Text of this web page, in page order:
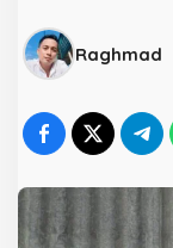
Raghmad